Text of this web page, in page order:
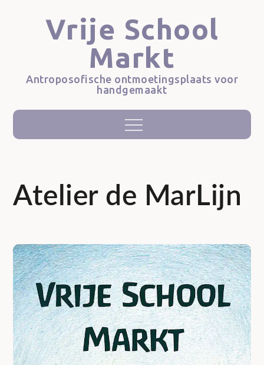
Vrije School
Markt
Antroposofische ontmoetingsplaats voor
handgemaakt
Menu
Atelier de MarLijn